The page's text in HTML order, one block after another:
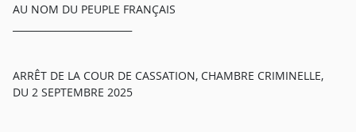
AU NOM DU PEUPLE FRANÇAIS
ARRÊT DE LA COUR DE CASSATION, CHAMBRE CRIMINELLE,
DU 2 SEPTEMBRE 2025